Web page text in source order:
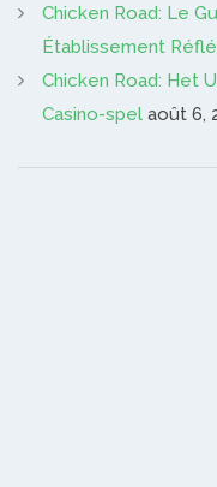
Chicken Road: Le
Établissement
Chicken Road: Het
Casino-spel août 6,